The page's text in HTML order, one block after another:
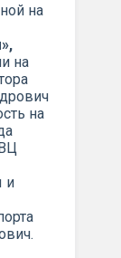
на
,
на
на
и